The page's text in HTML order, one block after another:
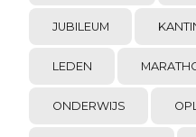
JUBILEUM
LEDEN
ONDERWIJS